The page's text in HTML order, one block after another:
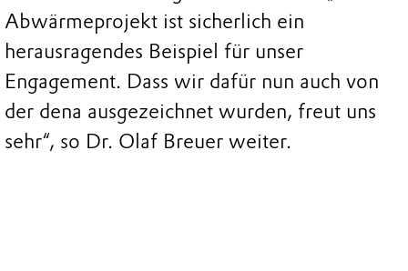
Abwärmeprojekt ist sicherlich ein
herausragendes Beispiel für unser
Engagement. Dass wir dafür nun auch von
der dena ausgezeichnet wurden, freut uns
sehr“, so Dr. Olaf Breuer weiter.